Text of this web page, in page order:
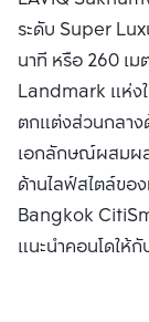
ระดับ Super
นาที หรือ 260 เม
Landmark แห่ง
ตกแต่งส่วนกลาง
เอกลักษณ์ผสมผส
ด้านไลฟ์สไตล์ขอ
Bangkok
แนะนำคอนโดให้